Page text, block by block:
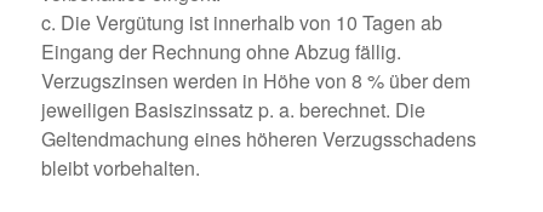
c. Die Vergütung ist innerhalb von 10 Tagen ab
Eingang der Rechnung ohne Abzug fällig.
Verzugszinsen werden in Höhe von 8 % über dem
jeweiligen Basiszinssatz p. a. berechnet. Die
Geltendmachung eines höheren Verzugsschadens
bleibt vorbehalten.